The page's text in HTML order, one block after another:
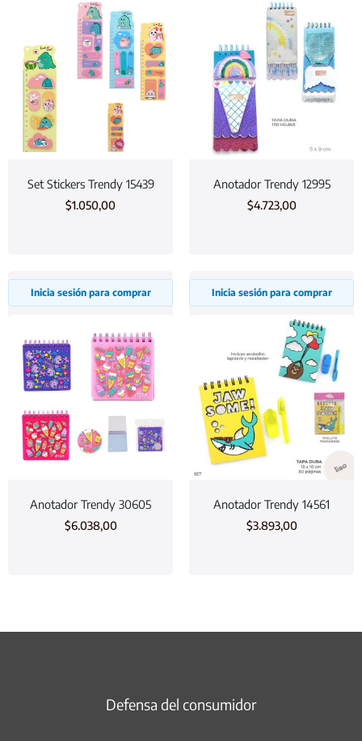
Set Stickers Trendy 15439
$1.050,00
Anotador Trendy 12995
$4.723,00
Inicia sesión para comprar
Anotador Trendy 30605
$6.038,00
Inicia sesión para comprar
Anotador Trendy 14561
$3.893,00
Defensa del consumidor